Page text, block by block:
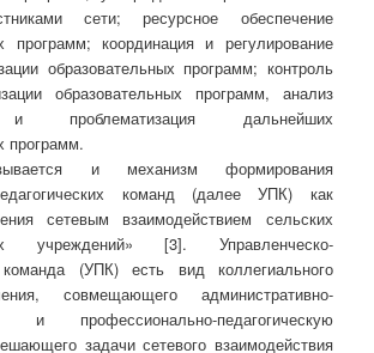
сети; ресурсное обеспечение
программ; координация и регулирование
образовательных программ; контроль
образовательных программ, анализ
и проблематизация дальнейших
программ.
и механизм формирования
педагогических команд (далее УПК) как
сетевым взаимодействием сельских
учреждений» [3]. Управленческо-
команда (УПК) есть вид коллегиального
совмещающего административно-
и профессионально-педагогическую
задачи сетевого взаимодействия